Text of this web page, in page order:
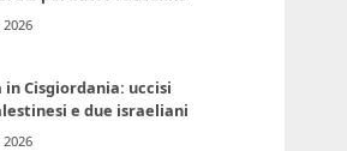
Cisgiordania: uccisi
e due israeliani